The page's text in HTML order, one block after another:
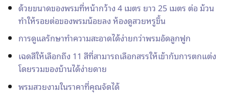
ด้วยขนาดของพรมที่หน้ากว้าง 4 เมตร ยาว 25 เมตร ต่อ ม้วน
ทำให้รอยต่อของพรมน้อยลง ห้องดูสวยหรูขึ้น
การดูแลรักษาทำความสะอาดได้ง่ายกว่าพรมอัดลูกฟูก
เฉดสีให้เลือกถึง 11 สีที่สามารถเลือกสรรให้เข้ากับการตกแต่ง
โดยรวมของบ้านได้ง่ายดาย
พรมสวยงามในราคาที่คุณจัดได้